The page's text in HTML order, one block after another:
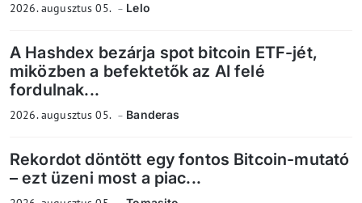
2026. augusztus 05. Lelo
A Hashdex bezárja spot bitcoin ETF-jét,
miközben a befektetők az AI felé
fordulnak...
2026. augusztus 05. Banderas
Rekordot döntött egy fontos Bitcoin-mutató
– ezt üzeni most a piac...